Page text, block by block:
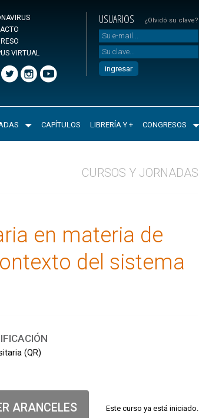
VIRTUAL
USUARIOS ¿Olvidó su clave?
CAPÍTULOS LIBRERÍA Y + CONGRESOS
CURSOS Y JORNADAS
en materia de
del sistema
(QR)
ARANCELES Este curso ya está iniciado.